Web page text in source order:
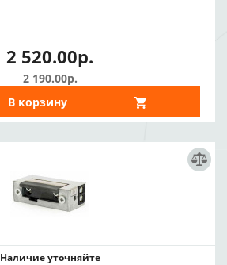
2 520.00р.
2 190.00р.
В корзину
Наличие уточняйте